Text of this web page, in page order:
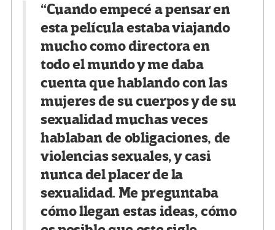
“Cuando empecé a pensar en
esta película estaba viajando
mucho como directora en
todo el mundo y me daba
cuenta que hablando con las
mujeres de su cuerpos y de su
sexualidad muchas veces
hablaban de obligaciones, de
violencias sexuales, y casi
nunca del placer de la
sexualidad. Me preguntaba
cómo llegan estas ideas, cómo